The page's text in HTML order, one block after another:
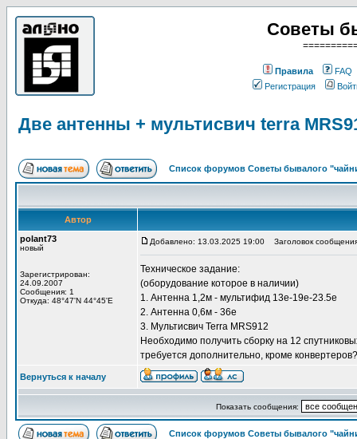
Советы
Правила
FAQ
Регистрация
Две антенны + мультисвич terra
Список форумов Советы бывалого
Автор
polant73
новый
Зарегистрирован:
24.09.2007
Сообщения: 1
Откуда: 48°47'N 44°45'E
Добавлено: 13.03.2025 19:00 Заголовок
Техническое задание:
(оборудование которое в наличии)
1. Антенна 1,2м - мультифид 13e-19e-23.5e
2. Антенна 0,6м - 36e
3. Мультисвич Terra MRS912
Необходимо получить сборку на 12
требуется дополнительно, кроме
Вернуться к началу
Показать сообщения:
Список форумов Советы бывалого